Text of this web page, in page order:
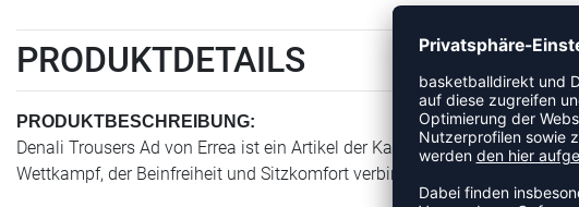
PRODUKTDETAILS
PRODUKTBESCHREIBUNG:
Denali Trousers Ad von Errea ist ein Artikel der Kategorie Trainingshose.
Wettkampf, der Beinfreiheit und Sitzkomfort verbindet.